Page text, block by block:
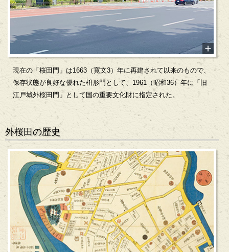
現在の「桜田門」は1663（寛文3）年に再建されて以来のもので、
保存状態が良好な優れた枡形門として、1961（昭和36）年に「旧
江戸城外桜田門」として国の重要文化財に指定された。
外桜田の歴史